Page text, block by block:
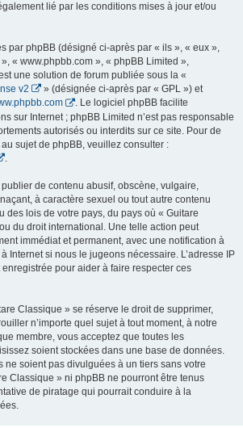
lié par les conditions mises à jour et/ou
par phpBB (désigné ci-après par « ils », « eux »,
« www.phpbb.com », « phpBB Limited »,
une solution de forum publiée sous la «
v2
» (désignée ci-après par « GPL ») et
. Le logiciel phpBB facilite
sur Internet ; phpBB Limited n’est pas responsable
autorisés ou interdits sur ce site. Pour de
sujet de phpBB, veuillez consulter :
de contenu abusif, obscène, vulgaire,
à caractère sexuel ou tout autre contenu
des lois de votre pays, du pays où « Guitare
du droit international. Une telle action peut
immédiat et permanent, avec une notification à
Internet si nous le jugeons nécessaire. L’adresse IP
pour aider à faire respecter ces
Classique » se réserve le droit de supprimer,
n’importe quel sujet à tout moment, à notre
membre, vous acceptez que toutes les
soient stockées dans une base de données.
ne soient pas divulguées à un tiers sans votre
Classique » ni phpBB ne pourront être tenus
de piratage qui pourrait conduire à la